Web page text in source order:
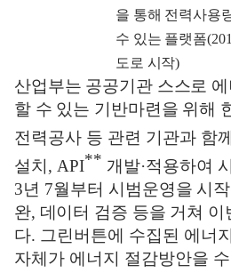
을 통해 전력사용
수 있는 플랫폼
도로 시작)
산업부는 공공기관 스스로
할 수 있는 기반마련을 위해
전력공사 등 관련 기관과 함
설치 , API** 개발·적용하여
3년 7월부터 시범운영을 시
완, 데이터 검증 등을 거쳐 이
다. 그린버튼에 수집된 에너
자체가 에너지 절감방안을